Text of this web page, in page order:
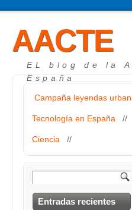
AACTE
EL blog de la
España
Campaña leyendas
Tecnología en España //
Ciencia //
Entradas recientes